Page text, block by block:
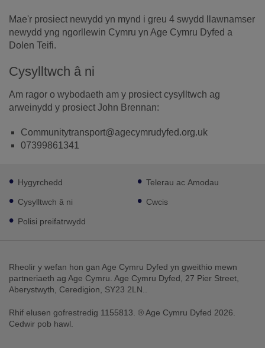
Mae'r prosiect newydd yn mynd i greu 4 swydd llawnamser
newydd yng ngorllewin Cymru yn Age Cymru Dyfed a
Dolen Teifi.
Cysylltwch â ni
Am ragor o wybodaeth am y prosiect cysylltwch ag
arweinydd y prosiect John Brennan:
Communitytransport@agecymrudyfed.org.uk
07399861341
Footer
sub
links
Hygyrchedd
Cysylltwch â ni
Polisi preifatrwydd
Telerau ac Amodau
Cwcis
Rheolir y wefan hon gan Age Cymru Dyfed yn gweithio mewn
partneriaeth ag Age Cymru. Age Cymru Dyfed, 27 Pier Street,
Aberystwyth, Ceredigion, SY23 2LN..
Rhif elusen gofrestredig 1155813. ® Age Cymru Dyfed 2026.
Cedwir pob hawl.